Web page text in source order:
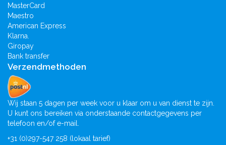
MasterCard
Maestro
American Express
Klarna.
Giropay
Bank transfer
Verzendmethoden
Wij staan 5 dagen per week voor u klaar om u van dienst te zijn.
U kunt ons bereiken via onderstaande contactgegevens per
telefoon en/of e-mail.
+31 (0)297-547 258 (lokaal tarief)